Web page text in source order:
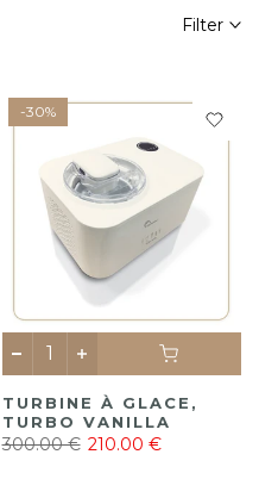
Filter
-30%
TURBINE À GLACE,
TURBO VANILLA
300.00 € 210.00 €